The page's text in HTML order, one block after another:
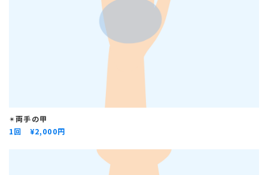
✴︎両手の甲
1回 ¥2,000円